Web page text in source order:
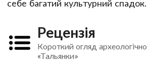
себе багатий культурний спадок.
Рецензія
Короткий огляд
«Тальянки»